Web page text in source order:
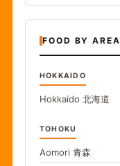
FOOD BY AREA
HOKKAIDO
Hokkaido 北海道
TOHOKU
Aomori 青森